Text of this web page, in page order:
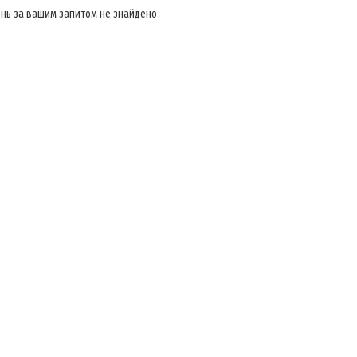
за вашим запитом не знайдено